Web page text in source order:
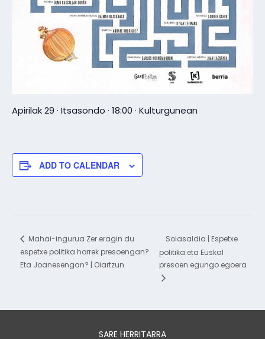
Apirilak 29 · Itsasondo · 18:00 · Kulturgunean
ADD TO CALENDAR
Mahai-ingurua Zer eragin du
espetxe politika horrek presoengan?
Eta Joanesengan? | Oiartzun
Solasaldia | Espetxe
politika eta Euskal
presoen egungo egoera
SARE HERRITARRA